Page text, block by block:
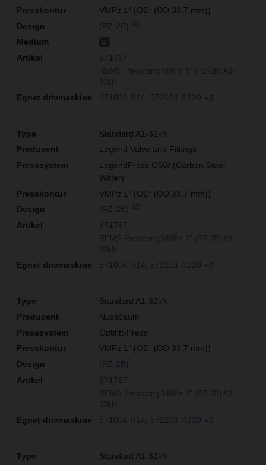
VMPz 1″ (OD: (OD 33,7 mm))
(PZ-2B)
10)
571767
571004 R14 572101 R220 +6
Standard A1-32kN
Legend Valve and Fittings
LegendPress CSW (Carbon Steel
Water)
VMPz 1″ (OD: (OD 33,7 mm))
(PZ-2B)
10)
571767
571004 R14 572101 R220 +6
Standard A1-32kN
Nussbaum
Optifitt-Press
VMPz 1″ (OD: (OD 33,7 mm))
(PZ-2B)
571767
571004 R14 572101 R220 +6
Standard A1-32kN